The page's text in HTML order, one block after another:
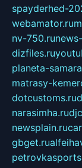
spayderhed-
webamator.ru
nv-750.ru
dizfiles.ru
planeta-
matrasy-
dotcustoms.ru
narasimha.ru
newsplain.ru
gbget.ru